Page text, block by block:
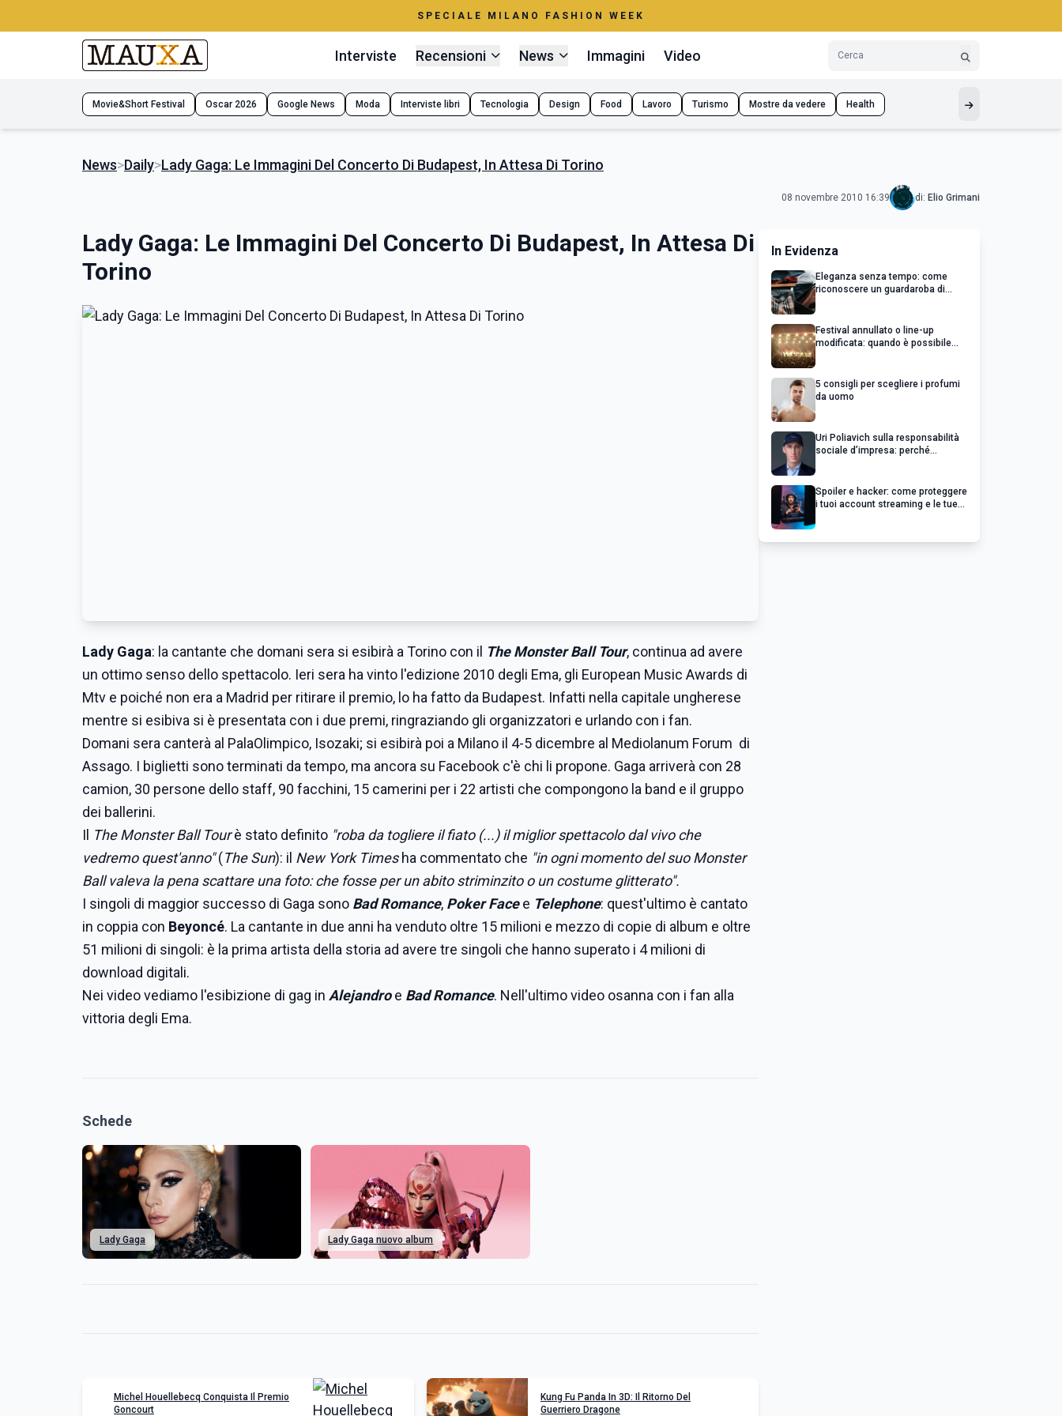
SPECIALE MILANO FASHION WEEK
Interviste Recensioni News Immagini Video
Movie&Short Festival Oscar 2026 Google News Moda Interviste libri Tecnologia Design Food Lavoro Turismo Mostre da vedere Health
News>Daily>Lady Gaga: Le Immagini Del Concerto Di Budapest, In Attesa Di Torino
08 novembre 2010 16:39 di: Elio Grimani
Lady Gaga: Le Immagini Del Concerto Di Budapest, In Attesa Di
Torino
Lady Gaga: la cantante che domani sera si esibirà a Torino con il The Monster Ball Tour, continua ad avere
un ottimo senso dello spettacolo. Ieri sera ha vinto l'edizione 2010 degli Ema, gli European Music Awards di
Mtv e poiché non era a Madrid per ritirare il premio, lo ha fatto da Budapest. Infatti nella capitale ungherese
mentre si esibiva si è presentata con i due premi, ringraziando gli organizzatori e urlando con i fan.
Domani sera canterà al PalaOlimpico, Isozaki; si esibirà poi a Milano il 4-5 dicembre al Mediolanum Forum di
Assago. I biglietti sono terminati da tempo, ma ancora su Facebook c'è chi li propone. Gaga arriverà con 28
camion, 30 persone dello staff, 90 facchini, 15 camerini per i 22 artisti che compongono la band e il gruppo
dei ballerini.
Il The Monster Ball Tourè stato definito "roba da togliere il fiato (...) il miglior spettacolo dal vivo che
vedremo quest'anno"(The Sun): il New York Times ha commentato che "in ogni momento del suo Monster
Ball valeva la pena scattare una foto: che fosse per un abito striminzito o un costume glitterato".
I singoli di maggior successo di Gaga sono Bad Romance, Poker Facee Telephone: quest'ultimo è cantato
in coppia con Beyoncé. La cantante in due anni ha venduto oltre 15 milioni e mezzo di copie di album e oltre
51 milioni di singoli: è la prima artista della storia ad avere tre singoli che hanno superato i 4 milioni di
download digitali.
Nei video vediamo l'esibizione di gag in Alejandroe Bad Romance. Nell'ultimo video osanna con i fan alla
vittoria degli Ema.
Schede
Lady Gaga Lady Gaga nuovo album
Michel Houellebecq Conquista Il Premio
Goncourt
Kung Fu Panda In 3D: Il Ritorno Del
Guerriero Dragone
In Evidenza
Eleganza senza tempo: come
riconoscere un guardaroba di
Festival annullato o line-up
modificata: quando è possibile
5 consigli per scegliere i profumi
da uomo
Uri Poliavich sulla responsabilità
sociale d’impresa: perché
Spoiler e hacker: come proteggere
i tuoi account streaming e le tue